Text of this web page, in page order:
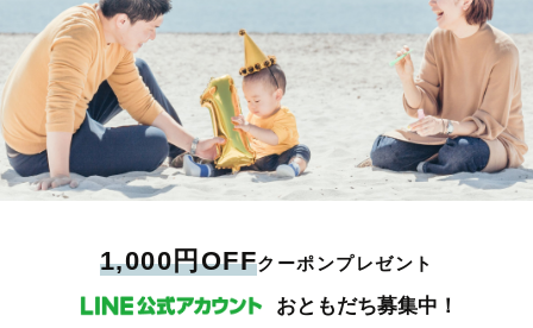
1,000円OFFクーポンプレゼント
おともだち募集中！